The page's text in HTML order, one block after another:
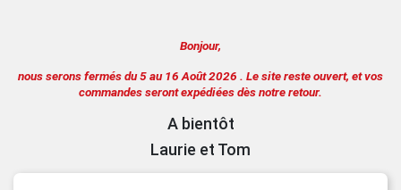
Bonjour,
nous serons fermés du 5 au 16 Août 2026 . Le site reste ouvert, et vos
commandes seront expédiées dès notre retour.
A bientôt
Laurie et Tom